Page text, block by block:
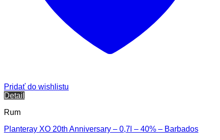
Pridať do wishlistu
Detail
Rum
Planteray XO 20th Anniversary – 0,7l – 40% – Barbados